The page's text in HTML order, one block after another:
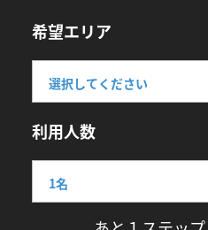
希望エリア
利用人数